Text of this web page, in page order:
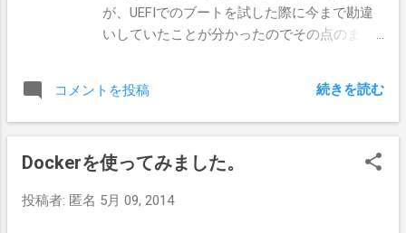
が、UEFIでのブートを試した際に今まで勘違
いしていたことが分かったのでその点のまと
UEFI(EFI)の規格とセットであるが、GUIDパー
ティションテーブルのディスクからの起動に
Windowsの場合は無理な場合が多いが、Linux
(MBRを利用した方法)での起動は可能。 GUID
コメントを投稿 続きを読む
Dockerを使ってみました。
投稿者: 匿名 5月 09, 2014